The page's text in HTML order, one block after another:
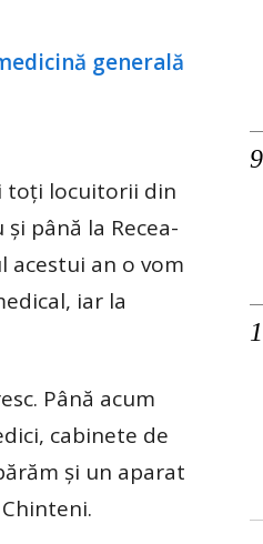
toți locuitorii din
până la Recea-
acestui an o vom
iar la
Până acum
cabinete de
și un aparat